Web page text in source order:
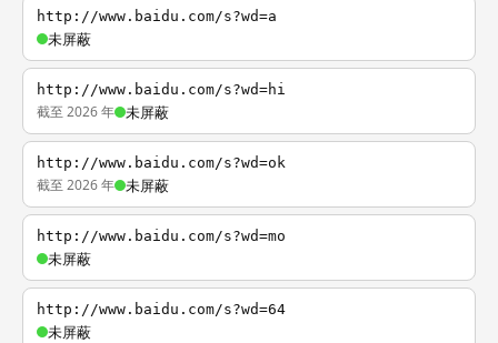
http://www.baidu.com/s?wd=a
未屏蔽
http://www.baidu.com/s?wd=hi
截至 2026 年 未屏蔽
http://www.baidu.com/s?wd=ok
截至 2026 年 未屏蔽
http://www.baidu.com/s?wd=mo
未屏蔽
http://www.baidu.com/s?wd=64
未屏蔽